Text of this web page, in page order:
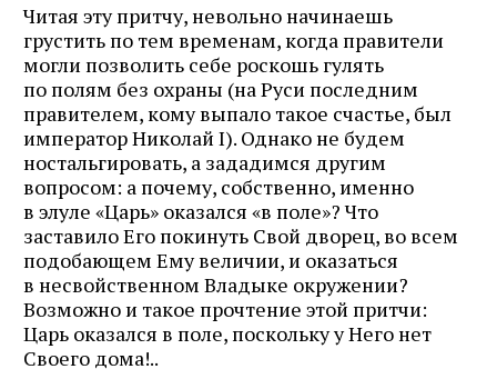
Читая эту притчу, невольно начинаешь
грустить по тем временам, когда правители
могли позволить себе роскошь гулять
по полям без охраны (на Руси последним
правителем, кому выпало такое счастье, был
император Николай I). Однако не будем
ностальгировать, а зададимся другим
вопросом: а почему, собственно, именно
в элуле «Царь» оказался «в поле»? Что
заставило Его покинуть Свой дворец, во всем
подобающем Ему величии, и оказаться
в несвойственном Владыке окружении?
Возможно и такое прочтение этой притчи:
Царь оказался в поле, поскольку у Него нет
Своего дома!..